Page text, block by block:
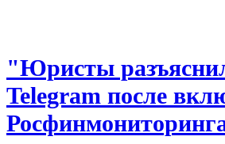
"Юристы
Telegram после